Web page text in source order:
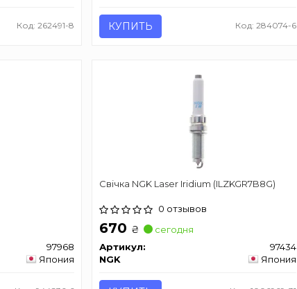
Код: 262491-8 КУПИТЬ Код: 284074-6
97968
Япония
Свічка NGK Laser Iridium (ILZKGR7B8G)
0 отзывов
670 ₴
сегодня
Артикул:
97434
NGK
Япония